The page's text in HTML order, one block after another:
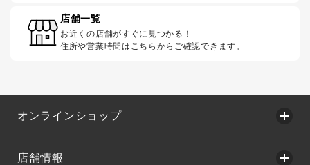
店舗一覧
お近くの店舗がすぐに見つかる！
住所や営業時間はこちらからご確認できます。
オンラインショップ
店舗情報